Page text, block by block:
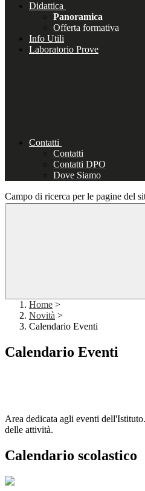
Didattica
Panoramica
Offerta formativa
Info Utili
Laboratorio Prove
Contatti
Contatti
Contatti DPO
Dove Siamo
Campo di ricerca per le pagine del
Home >
Novità >
Calendario Eventi
Calendario Eventi
Area dedicata agli eventi
delle attività.
Calendario scolastico